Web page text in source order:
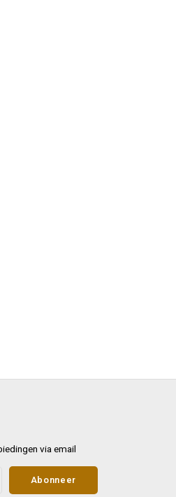
via email
Abonneer